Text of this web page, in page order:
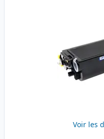
Voir les